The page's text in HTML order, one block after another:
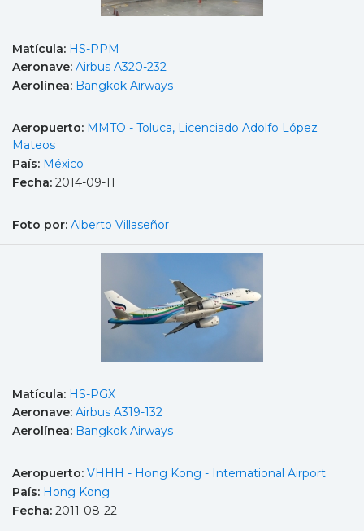
Matícula: HS-PPM
Aeronave: Airbus A320-232
Aerolínea: Bangkok Airways
Aeropuerto: MMTO - Toluca, Licenciado Adolfo López
Mateos
País: México
Fecha: 2014-09-11
Foto por: Alberto Villaseñor
Matícula: HS-PGX
Aeronave: Airbus A319-132
Aerolínea: Bangkok Airways
Aeropuerto: VHHH - Hong Kong - International Airport
País: Hong Kong
Fecha: 2011-08-22